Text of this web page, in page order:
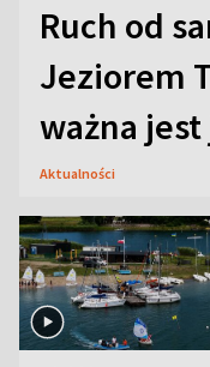
Ruch od
Jeziorem
ważna jest
Aktualności